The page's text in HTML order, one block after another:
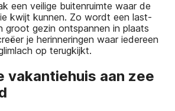
een veilige buitenruimte waar de
kwijt kunnen. Zo wordt een last-
groot gezin ontspannen in plaats
je herinneringen waar iedereen
op terugkijkt.
vakantiehuis aan zee